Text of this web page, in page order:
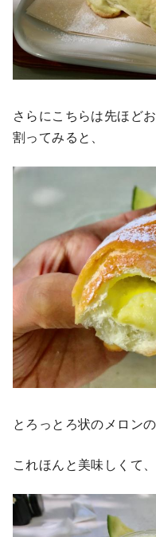
さらにこちらは先ほど
割ってみると、
とろっとろ状のメロン
これほんと美味しくて